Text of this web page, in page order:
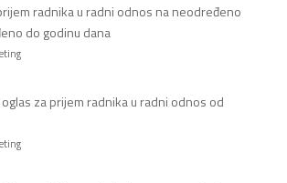
radnika u radni odnos na neodređeno
do godinu dana
za prijem radnika u radni odnos od